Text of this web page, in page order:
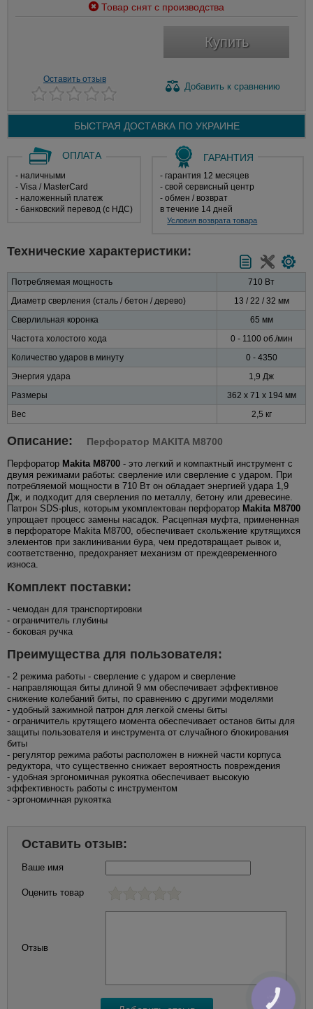
Товар снят с производства
Купить
Оставить отзыв
Добавить к сравнению
БЫСТРАЯ ДОСТАВКА ПО УКРАИНЕ
ОПЛАТА
- наличными
- Visa / MasterCard
- наложенный платеж
- банковский перевод (с НДС)
ГАРАНТИЯ
- гарантия 12 месяцев
- свой сервисный центр
- обмен / возврат
в течение 14 дней
Условия возврата товара
Технические характеристики:
Потребляемая мощность
710 Вт
Диаметр сверления (сталь / бетон / дерево)
13 / 22 / 32 мм
Сверлильная коронка
65 мм
Частота холостого хода
0 - 1100 об./мин
Количество ударов в минуту
0 - 4350
Энергия удара
1,9 Дж
Размеры
362 x 71 x 194 мм
Вес
2,5 кг
Описание: Перфоратор MAKITA M8700
Перфоратор Makita M8700 - это легкий и компактный инструмент с
двумя режимами работы: сверление или сверление с ударом. При
потребляемой мощности в 710 Вт он обладает энергией удара 1,9
Дж, и подходит для сверления по металлу, бетону или древесине.
Патрон SDS-plus, которым укомплектован перфоратор Makita M8700
упрощает процесс замены насадок. Расцепная муфта, примененная
в перфораторе Makita M8700, обеспечивает скольжение крутящихся
элементов при заклинивании бура, чем предотвращает рывок и,
соответственно, предохраняет механизм от преждевременного
износа.
Комплект поставки:
- чемодан для транспортировки
- ограничитель глубины
- боковая ручка
Преимущества для пользователя:
- 2 режима работы - сверление с ударом и сверление
- направляющая биты длиной 9 мм обеспечивает эффективное
снижение колебаний биты, по сравнению с другими моделями
- удобный зажимной патрон для легкой смены биты
- ограничитель крутящего момента обеспечивает останов биты для
защиты пользователя и инструмента от случайного блокирования
биты
- регулятор режима работы расположен в нижней части корпуса
редуктора, что существенно снижает вероятность повреждения
- удобная эргономичная рукоятка обеспечивает высокую
эффективность работы с инструментом
- эргономичная рукоятка
Оставить отзыв:
Ваше имя
Оценить товар
Отзыв
КНОПКА
ЗВ'ЯЗКУ